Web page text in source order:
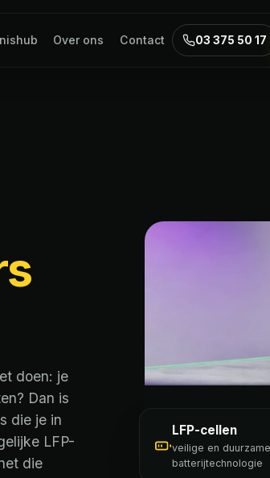
Over ons Contact 03 375 50 17
doen: je
Dan is
die je in
LFP-
die
LFP-cellen
veilige en duurzame
batterijtechnologie